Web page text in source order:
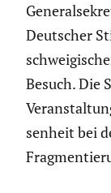
Deutscher
Besuch. Die
sen­heit bei